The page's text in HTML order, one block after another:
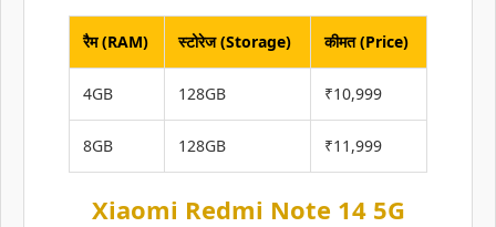
रैम (RAM) स्टोरेज (Storage) कीमत (Price)
4GB 128GB ₹10,999
8GB 128GB ₹11,999
Xiaomi Redmi Note 14 5G